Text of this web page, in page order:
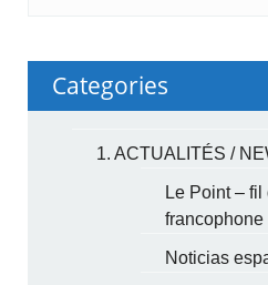
Categories
1. ACTUALITÉS /
Le Point –
francophone
Noticias